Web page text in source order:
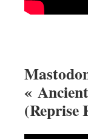
«
(Reprise